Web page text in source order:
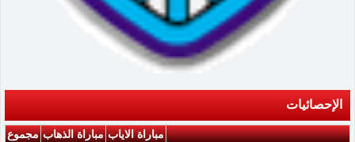
الإحصائيات
مباراة الاياب مباراة الذهاب مجموع